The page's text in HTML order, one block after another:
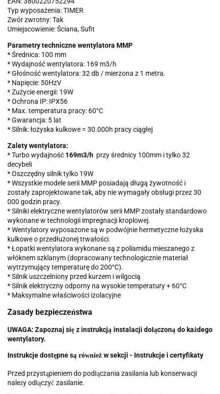
Typ wyposażenia: TIMER
Zwór zwrotny: Tak
Umiejscowienie: Ściana, Sufit
Parametry techniczne wentylatora MMP
* Średnica: 100 mm
* Wydajność wentylatora: 169 m3/h
* Głośność wentylatora: 32 db / mierzona z 1 metra.
* Napięcie: 50HzV
* Zużycie energii: 19W
* Ochrona IP: IPX56
* Max. temperatura pracy: 60°C
* Gwarancja: 5 lat
* Silnik: łożyska kulkowe = 30.000h pracy ciągłej
Zalety wentylatora:
* Turbo wydajność 169m3/h przy średnicy 100mm i tylko 32
decybeli
* Oszczędny silnik tylko 19W
* Wszystkie modele serii MMP posiadają długą żywotność i
zostały zaprojektowane tak, aby nie wymagały obsługi przez 30
000 godzin pracy.
* Silniki elektryczne wentylatorów serii MMP zostały standardowo
wykonane w technologii impregnacji kroplowej.
* Wentylatory wyposażone są w podwójnie hermetyczne łożyska
kulkowe o przedłużonej trwałości.
* Łopatki wentylatora wykonane są z poliamidu mieszanego z
włóknem szklanym (dopracowany technologicznie materiał
wytrzymujący temperaturę do 200°C).
* Silnik uszczelniony przed kurzem i wilgocią
* Silnik elektryczny odporny na wysokie temperatury + 60°C
* Maksymalne właściwości izolacyjne
Zasady bezpieczeństwa
UWAGA: Zapoznaj się z instrukcją instalacji dołączoną do każdego
wentylatory.
Instrukcje dostępne są również w sekcji - Instrukcje i certyfikaty
Przed przystąpieniem do podłączania zasilania lub konserwacji
należy odłączyć zasilanie.